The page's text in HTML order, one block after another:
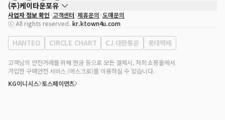
(주)케이타운포유
대표자
송효민
사업자등록번호
120-87-71116
통신판매업 신고번호 제2011-서울강남-02223
대표전화
02-552-9855
사업자 정보 확인 고객센터 제휴문의 도매문의
ⓒ All rights reserved. kr.ktown4u.com
HANTEO CIRCLE CHART CJ 대한통운 롯데택배
고객님의 안전거래를 위해 현금 등으로 모든 결제시, 저희 쇼핑몰에서
가입한 구매안전 서비스 (에스크로)를 이용하실 수 있습니다.
KG이니시스 토스페이먼츠